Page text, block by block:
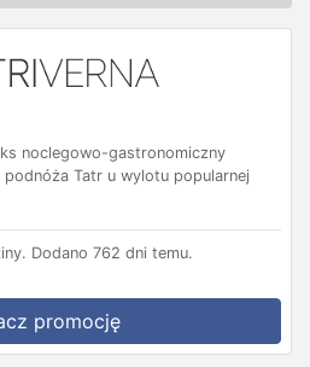
noclegowo-gastronomiczny
Tatr u wylotu popularnej
Dodano 762 dni temu.
promocję